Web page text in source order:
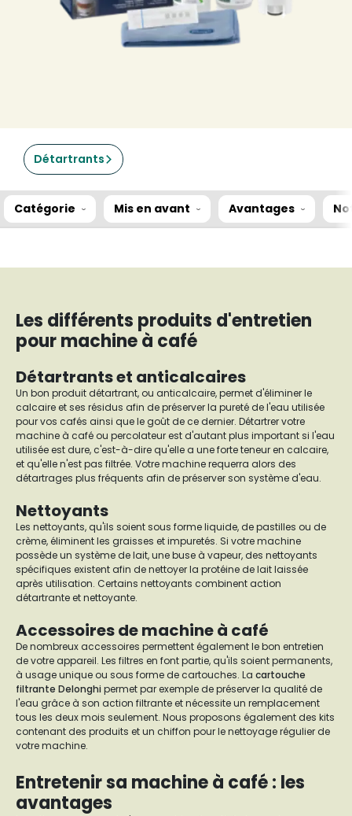
Détartrants
Catégorie Mis en avant Avantages
Les différents produits d'entretien
pour machine à café
Détartrants et anticalcaires
Un bon produit détartrant, ou anticalcaire, permet d'éliminer le
calcaire et ses résidus afin de préserver la pureté de l'eau utilisée
pour vos cafés ainsi que le goût de ce dernier. Détartrer votre
machine à café ou percolateur est d'autant plus important si l'eau
utilisée est dure, c'est-à-dire qu'elle a une forte teneur en calcaire,
et qu'elle n'est pas filtrée. Votre machine requerra alors des
détartrages plus fréquents afin de préserver son système d'eau.
Nettoyants
Les nettoyants, qu'ils soient sous forme liquide, de pastilles ou de
crème, éliminent les graisses et impuretés. Si votre machine
possède un système de lait, une buse à vapeur, des nettoyants
spécifiques existent afin de nettoyer la protéine de lait laissée
après utilisation. Certains nettoyants combinent action
détartrante et nettoyante.
Accessoires de machine à café
De nombreux accessoires permettent également le bon entretien
de votre appareil. Les filtres en font partie, qu'ils soient permanents,
à usage unique ou sous forme de cartouches. La cartouche
filtrante Delonghi permet par exemple de préserver la qualité de
l'eau grâce à son action filtrante et nécessite un remplacement
tous les deux mois seulement. Nous proposons également des kits
contenant des produits et un chiffon pour le nettoyage régulier de
votre machine.
Entretenir sa machine à café : les
avantages